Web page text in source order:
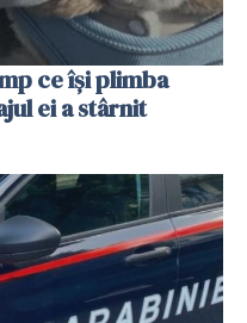
ce își plimba
ei a stârnit